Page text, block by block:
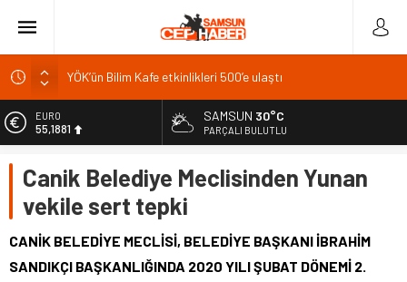
YÖK’ün Bilim Kafe etkinlikleri 500’e ulaştı
Arsuz’da yıllık 16 bin ton çipura ve levrek üretimi
X’te özgün içerik dönemi: 8 Eylül’de gelir sistemi değişiyor
Bakan Kurum Hatay’da konut kura çekilişine katıldı
Burdur Gölü çorak arazileri aromatik bitkilerle yeşerecek
EURO
55,1881
6.660,55
BİST
13.779,39
47,7111
SAMSUN 30°C
PARÇALI BULUTLU
Canik Belediye Meclisinden Yunan
vekile sert tepki
CANİK BELEDİYE MECLİSİ, BELEDİYE BAŞKANI İBRAHİM
SANDIKÇI BAŞKANLIĞINDA 2020 YILI ŞUBAT DÖNEMİ 2.